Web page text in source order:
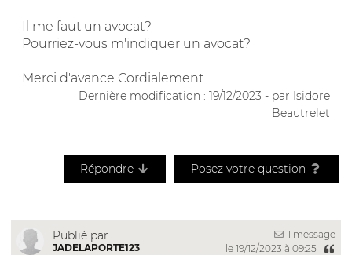
Il me faut un avocat?
Pourriez-vous m'indiquer un avocat?
Merci d'avance Cordialement
Dernière modification : 19/12/2023 - par Isidore
Beautrelet
Répondre Posez votre question
Publié par
JADELAPORTE123
1 message
le 19/12/2023 à 09:25